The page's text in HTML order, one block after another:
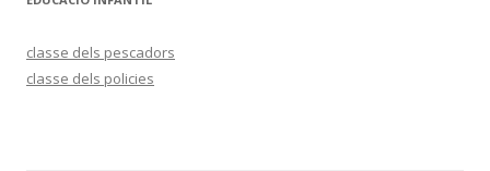
classe dels pescadors
classe dels policies